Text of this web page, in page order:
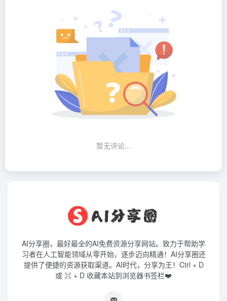
暂无评论...
AI分享圈，最好最全的AI免费资源分享网站。致力于帮助学
习者在人工智能领域从零开始，逐步迈向精通！AI分享圈还
提供了便捷的资源获取渠道。AI时代，分享为王！Ctrl + D
或 ⌘ + D 收藏本站到浏览器书签栏❤️